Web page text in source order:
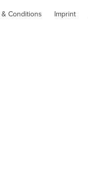
& Conditions Imprint